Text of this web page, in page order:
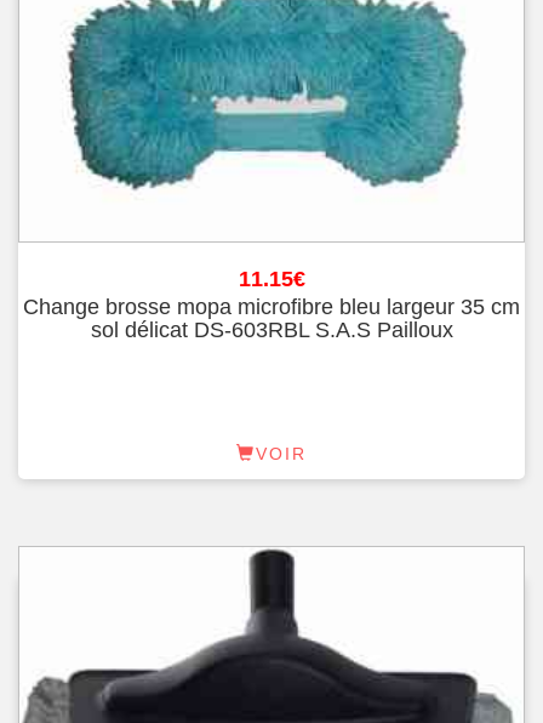
11.15€
Change brosse mopa microfibre bleu largeur 35 cm
sol délicat DS-603RBL S.A.S Pailloux
VOIR